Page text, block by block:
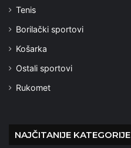
Tenis
Borilački sportovi
Košarka
Ostali sportovi
Rukomet
NAJČITANIJE KATEGORIJE